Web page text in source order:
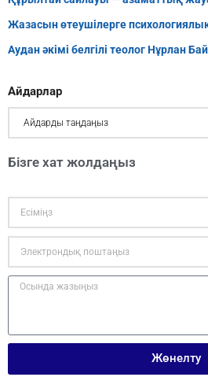
Жазасын өтеушілерге психологиялық
Аудан әкімі белгілі теолог Нұрлан
Айдарлар
Бізге хат жолдаңыз
Жөнелту